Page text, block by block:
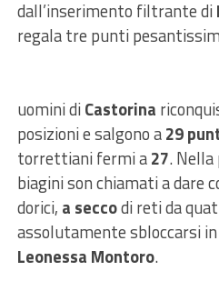
dall’inserimento filtrante di
regala tre punti
uomini diCastorina
posizioni e salgono a29
torrettiani fermi a27.
biagini son chiamati a dare
dorici, a seccodi reti da
assolutamente sbloccarsi
Leonessa Montoro.